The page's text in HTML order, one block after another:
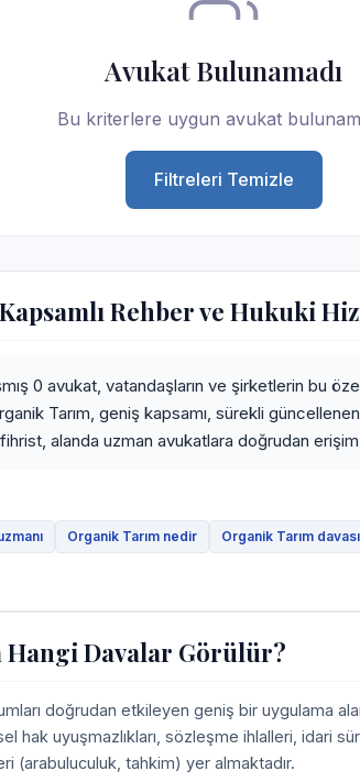
Avukat Bulunamadı
Bu kriterlere uygun avukat
Filtreleri Temizle
Rehber ve Hukuki
0 avukat, vatandaşların ve şirketlerin bu
Tarım, geniş kapsamı, sürekli
alanda uzman avukatlara doğrudan erişim
Organik Tarım nedir Organik Tarım davası
Hangi Davalar Görülür?
doğrudan etkileyen geniş bir uygulama
hak uyuşmazlıkları, sözleşme ihlalleri, idari
(arabuluculuk, tahkim) yer almaktadır.